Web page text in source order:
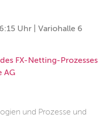
Uhr | Variohalle 6
FX-Netting-Prozesses
AG
und Prozesse und